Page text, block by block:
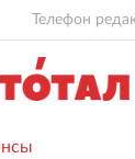
Телефон